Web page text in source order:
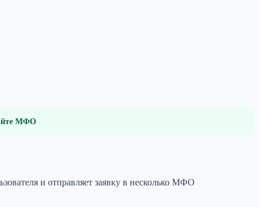
МФО
и отправляет заявку в несколько МФО